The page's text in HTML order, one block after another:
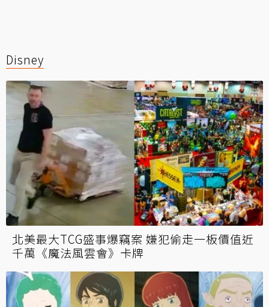
Disney
北美最大TCG盛事爆竊案 嫌犯偷走一板價值近
千萬《魔法風雲會》卡牌